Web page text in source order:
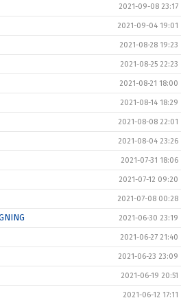
2021-09-08 23:17
2021-09-04 19:01
2021-08-28 19:23
2021-08-25 22:23
2021-08-21 18:00
2021-08-14 18:29
2021-08-08 22:01
2021-08-04 23:26
2021-07-31 18:06
2021-07-12 09:20
2021-07-08 00:28
2021-06-30 23:19
2021-06-27 21:40
2021-06-23 23:09
2021-06-19 20:51
2021-06-12 17:11